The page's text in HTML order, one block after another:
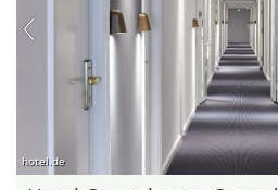
hotel.de